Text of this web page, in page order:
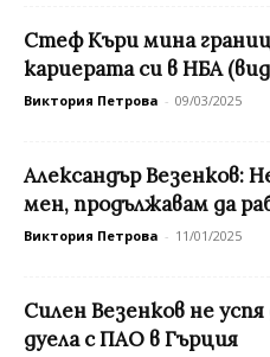
Стеф Къри мина
кариерата си в НБА
Виктория Петрова - 09/03/2025
Александър Везенков:
мен, продължавам да
Виктория Петрова - 11/01/2025
Силен Везенков не
дуела с ПАО в Гърция